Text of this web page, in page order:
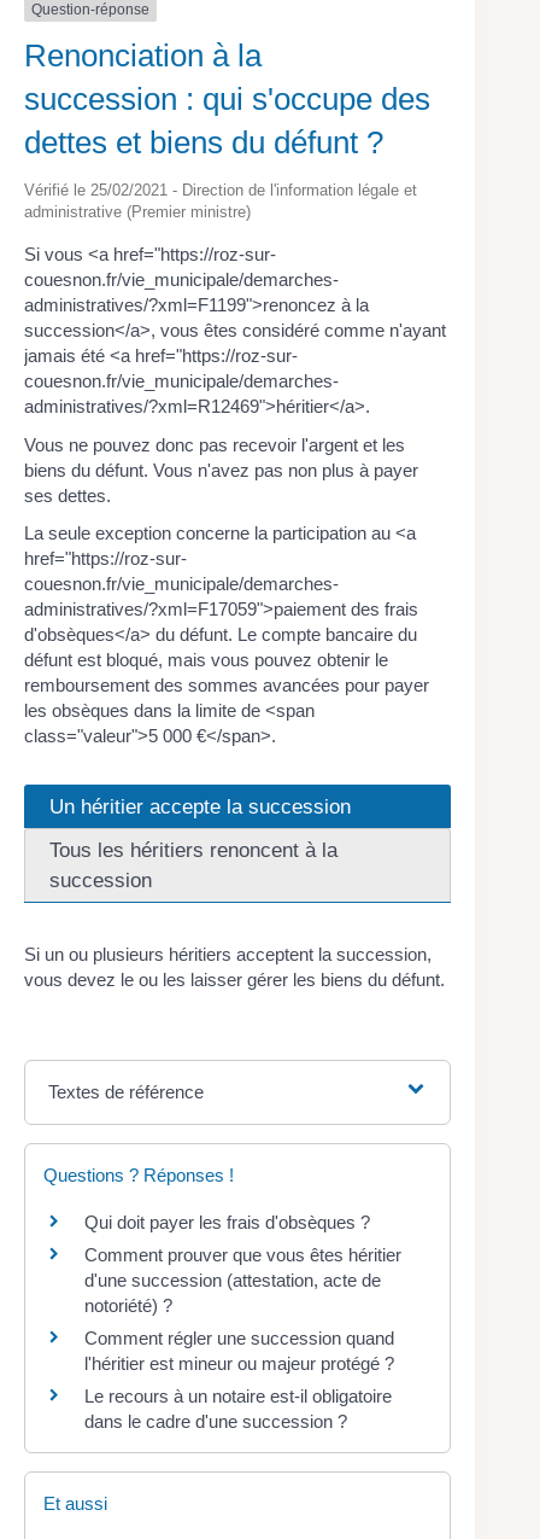
Question-réponse
Renonciation à la
succession : qui s'occupe des
dettes et biens du défunt ?
Vérifié le 25/02/2021 - Direction de l'information légale et
administrative (Premier ministre)
Si vous <a href="https://roz-sur-
couesnon.fr/vie_municipale/demarches-
administratives/?xml=F1199">renoncez à la
succession</a>, vous êtes considéré comme n'ayant
jamais été <a href="https://roz-sur-
couesnon.fr/vie_municipale/demarches-
administratives/?xml=R12469">héritier</a>.
Vous ne pouvez donc pas recevoir l'argent et les
biens du défunt. Vous n'avez pas non plus à payer
ses dettes.
La seule exception concerne la participation au <a
href="https://roz-sur-
couesnon.fr/vie_municipale/demarches-
administratives/?xml=F17059">paiement des frais
d'obsèques</a> du défunt. Le compte bancaire du
défunt est bloqué, mais vous pouvez obtenir le
remboursement des sommes avancées pour payer
les obsèques dans la limite de <span
class="valeur">5 000 €</span>.
Un héritier accepte la succession
Tous les héritiers renoncent à la
succession
Si un ou plusieurs héritiers acceptent la succession,
vous devez le ou les laisser gérer les biens du défunt.
Textes de référence
Questions ? Réponses !
Qui doit payer les frais d'obsèques ?
Comment prouver que vous êtes héritier
d'une succession (attestation, acte de
notoriété) ?
Comment régler une succession quand
l'héritier est mineur ou majeur protégé ?
Le recours à un notaire est-il obligatoire
dans le cadre d'une succession ?
Et aussi